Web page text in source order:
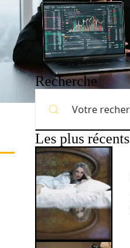
Recherche
Les plus récents